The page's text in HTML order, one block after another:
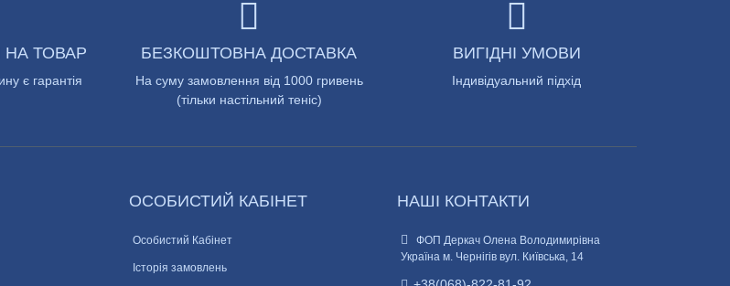
НА ТОВАР
є гарантія
БЕЗКОШТОВНА ДОСТАВКА
На суму замовлення від 1000 гривень
(тільки настільний теніс)
ВИГІДНІ УМОВИ
Індивідуальний підхід
ОСОБИСТИЙ КАБІНЕТ
Особистий Кабінет
Історія замовлень
НАШІ КОНТАКТИ
ФОП Деркач Олена Володимирівна
Україна м. Чернігів вул. Київська, 14